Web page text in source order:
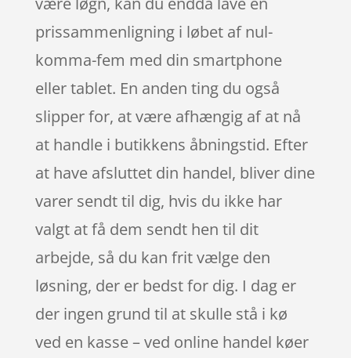
prissammenligning i løbet af nul-
komma-fem med din smartphone
eller tablet. En anden ting du også
slipper for, at være afhængig af at nå
at handle i butikkens åbningstid. Efter
at have afsluttet din handel, bliver dine
varer sendt til dig, hvis du ikke har
valgt at få dem sendt hen til dit
arbejde, så du kan frit vælge den
løsning, der er bedst for dig. I dag er
der ingen grund til at skulle stå i kø
ved en kasse – ved online handel køer